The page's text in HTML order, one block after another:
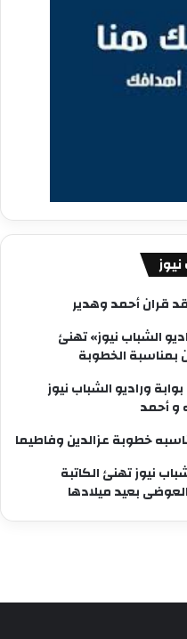
قران أحمد وهدير
الشباب نيوز» تهنئ
الخطوبة
وراديو الشباب نيوز
و أحمد
خطوبة عزالدين وفاطيما
نيوز تهنئ الكاتبة
بعيد ميلادها